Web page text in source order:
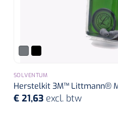
SOLVENTUM
Herstelkit 3M™ Littmann®
€ 21,63 excl. btw